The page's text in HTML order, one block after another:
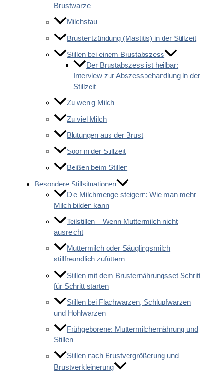
Brustwarze
Milchstau
Brustentzündung (Mastitis) in der Stillzeit
Stillen bei einem Brustabszess
Der Brustabszess ist heilbar:
Interview zur Abszessbehandlung in der
Stillzeit
Zu wenig Milch
Zu viel Milch
Blutungen aus der Brust
Soor in der Stillzeit
Beißen beim Stillen
Besondere Stillsituationen
Die Milchmenge steigern: Wie man mehr
Milch bilden kann
Teilstillen – Wenn Muttermilch nicht
ausreicht
Muttermilch oder Säuglingsmilch
stillfreundlich zufüttern
Stillen mit dem Brusternährungsset Schritt
für Schritt starten
Stillen bei Flachwarzen, Schlupfwarzen
und Hohlwarzen
Frühgeborene: Muttermilchernährung und
Stillen
Stillen nach Brustvergrößerung und
Brustverkleinerung